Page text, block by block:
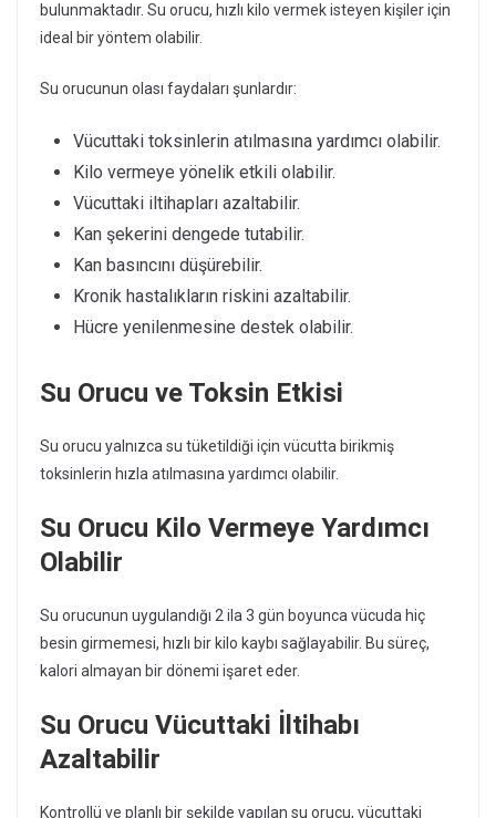
bulunmaktadır. Su orucu, hızlı kilo vermek isteyen kişiler için
ideal bir yöntem olabilir.
Su orucunun olası faydaları şunlardır:
Vücuttaki toksinlerin atılmasına yardımcı olabilir.
Kilo vermeye yönelik etkili olabilir.
Vücuttaki iltihapları azaltabilir.
Kan şekerini dengede tutabilir.
Kan basıncını düşürebilir.
Kronik hastalıkların riskini azaltabilir.
Hücre yenilenmesine destek olabilir.
Su Orucu ve Toksin Etkisi
Su orucu yalnızca su tüketildiği için vücutta birikmiş
toksinlerin hızla atılmasına yardımcı olabilir.
Su Orucu Kilo Vermeye Yardımcı
Olabilir
Su orucunun uygulandığı 2 ila 3 gün boyunca vücuda hiç
besin girmemesi, hızlı bir kilo kaybı sağlayabilir. Bu süreç,
kalori almayan bir dönemi işaret eder.
Su Orucu Vücuttaki İltihabı
Azaltabilir
Kontrollü ve planlı bir şekilde yapılan su orucu, vücuttaki